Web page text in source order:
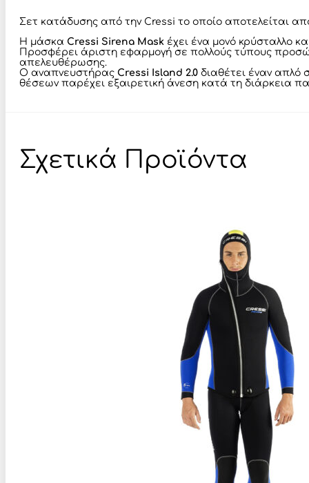
ποσότητα
Σετ κατάδυσης από την Cressi το οποίο αποτελείται
Η μάσκα Cressi Sirena Mask έχει ένα μονό κρύσταλλο
Προσφέρει άριστη εφαρμογή σε πολλούς τύπους
απελευθέρωσης.
Ο αναπνευστήρας Cressi Island 2.0 διαθέτει έναν απλό
θέσεων παρέχει εξαιρετική άνεση κατά τη διάρκεια
Σχετικά Προϊόντα